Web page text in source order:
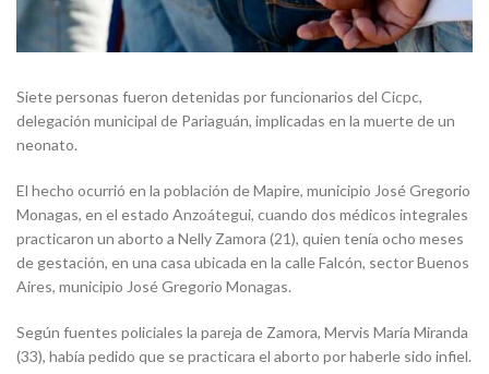
Siete personas fueron detenidas por funcionarios del Cicpc,
delegación municipal de Pariaguán, implicadas en la muerte de un
neonato.
El hecho ocurrió en la población de Mapire, municipio José Gregorio
Monagas, en el estado Anzoátegui, cuando dos médicos integrales
practicaron un aborto a Nelly Zamora (21), quien tenía ocho meses
de gestación, en una casa ubicada en la calle Falcón, sector Buenos
Aires, municipio José Gregorio Monagas.
Según fuentes policiales la pareja de Zamora, Mervis María Miranda
(33), había pedido que se practicara el aborto por haberle sido infiel.